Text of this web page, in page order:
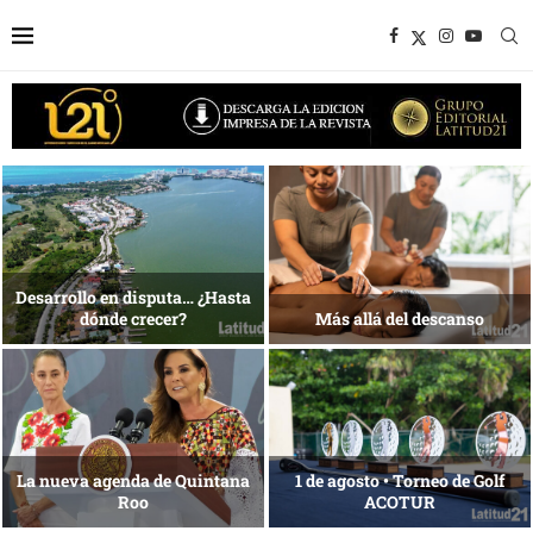
Bottega, un viaje servido a la
mesa
Energía que Impulsa la
competitividad
Reconocimiento de viajeros La esencia del servicio